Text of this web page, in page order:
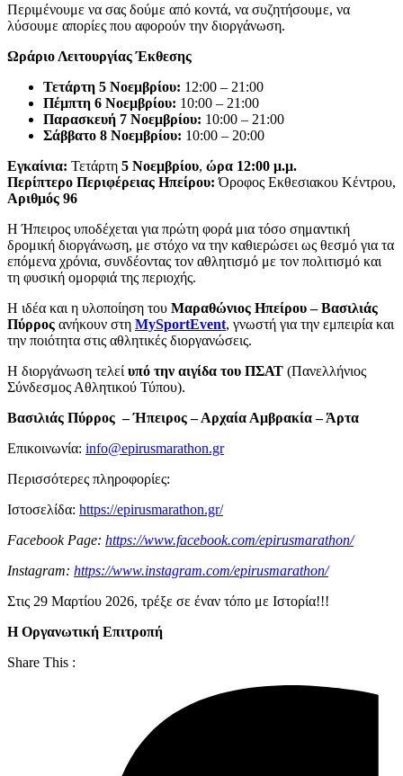
Περιμένουμε να σας δούμε από κοντά, να συζητήσουμε, να
λύσουμε απορίες που αφορούν την διοργάνωση.
Ωράριο Λειτουργίας Έκθεσης
Τετάρτη 5 Νοεμβρίου: 12:00 – 21:00
Πέμπτη 6 Νοεμβρίου: 10:00 – 21:00
Παρασκευή 7 Νοεμβρίου: 10:00 – 21:00
Σάββατο 8 Νοεμβρίου: 10:00 – 20:00
Εγκαίνια: Τετάρτη 5 Νοεμβρίου, ώρα 12:00 μ.μ.
Περίπτερο Περιφέρειας Ηπείρου: Όροφος Εκθεσιακου Κέντρου,
Αριθμός 96
Η Ήπειρος υποδέχεται για πρώτη φορά μια τόσο σημαντική
δρομική διοργάνωση, με στόχο να την καθιερώσει ως θεσμό για τα
επόμενα χρόνια, συνδέοντας τον αθλητισμό με τον πολιτισμό και
τη φυσική ομορφιά της περιοχής.
Η ιδέα και η υλοποίηση του Μαραθώνιος Ηπείρου – Βασιλιάς
Πύρρος ανήκουν στη MySportEvent, γνωστή για την εμπειρία και
την ποιότητα στις αθλητικές διοργανώσεις.
Η διοργάνωση τελεί υπό την αιγίδα του ΠΣΑΤ (Πανελλήνιος
Σύνδεσμος Αθλητικού Τύπου).
Βασιλιάς Πύρρος – Ήπειρος – Αρχαία Αμβρακία – Άρτα
Επικοινωνία: info@epirusmarathon.gr
Περισσότερες πληροφορίες:
Ιστοσελίδα: https://epirusmarathon.gr/
Facebook Page: https://www.facebook.com/epirusmarathon/
Instagram: https://www.instagram.com/epirusmarathon/
Στις 29 Μαρτίου 2026, τρέξε σε έναν τόπο με Ιστορία!!!
Η Οργανωτική Επιτροπή
Share This :